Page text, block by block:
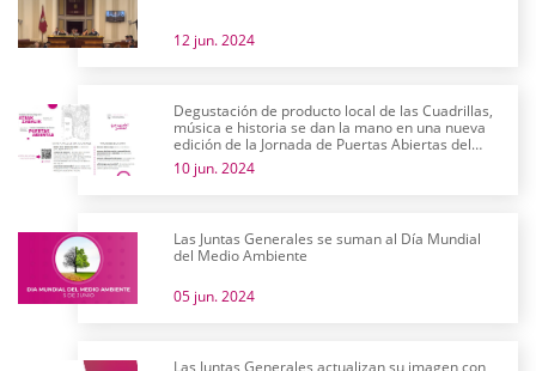
12 jun. 2024
Degustación de producto local de las Cuadrillas,
música e historia se dan la mano en una nueva
edición de la Jornada de Puertas Abiertas del
parlamento alavés
10 jun. 2024
Las Juntas Generales se suman al Día Mundial
del Medio Ambiente
05 jun. 2024
Las Juntas Generales actualizan su imagen con